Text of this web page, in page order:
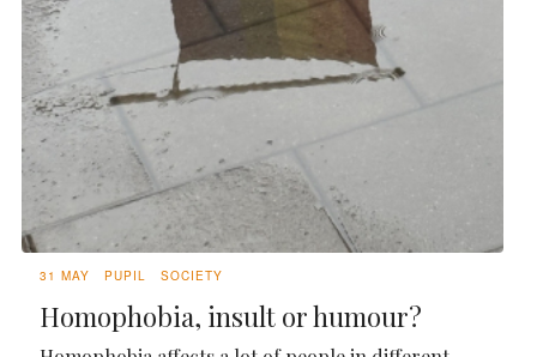
31 MAY PUPIL SOCIETY
Homophobia, insult or humour?